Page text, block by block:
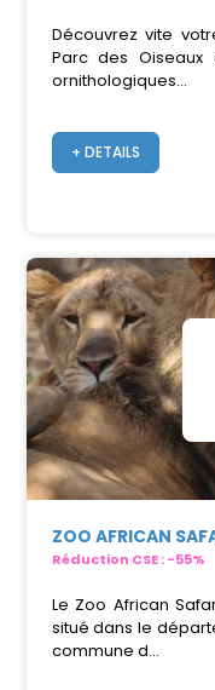
Découvrez vite
Parc des
ornithologiques...
+ DETAILS
ZOO AFRICAN
Réduction CSE : -55%
Le Zoo African
situé dans le
commune d...